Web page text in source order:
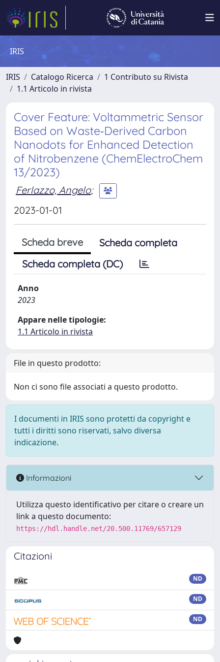
IRIS
IRIS Catalogo Ricerca
1 Contributo su Rivista
1.1 Articolo in rivista
Cover Feature: Voltammetric Sensor
Based on Waste‐Derived Carbon
Nanodots for Enhanced Detection
of Nitrobenzene (ChemElectroChem
13/2023)
Ferlazzo, Angelo;
2023-01-01
Scheda breve
Scheda completa
Scheda completa (DC)
Anno
2023
Appare nelle tipologie:
1.1 Articolo in rivista
File in questo prodotto:
Non ci sono file associati a questo prodotto.
I documenti in IRIS sono protetti da copyright e
tutti i diritti sono riservati, salvo diversa
indicazione.
Informazioni
Utilizza questo identificativo per citare o creare un
link a questo documento:
https://hdl.handle.net/20.500.11769/657129
Citazioni
ND
ND
ND